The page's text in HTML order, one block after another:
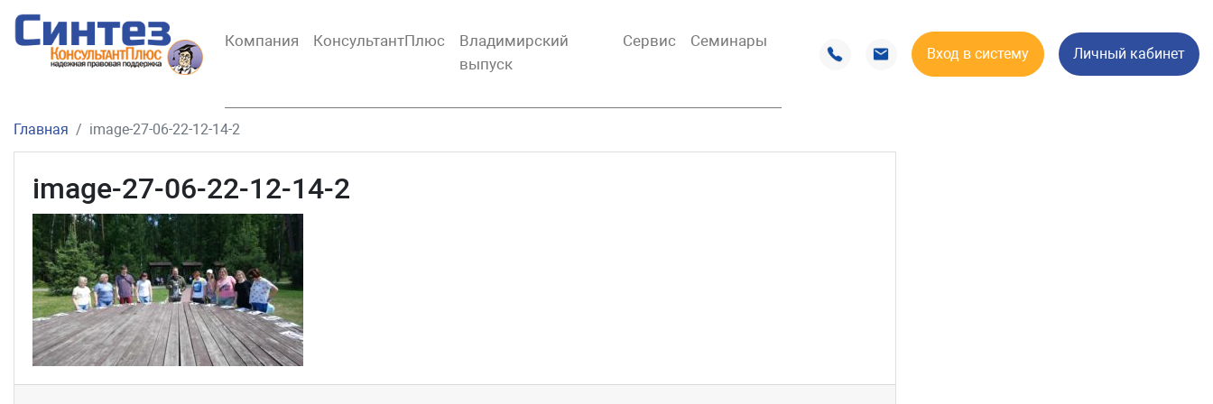
Компания КонсультантПлюс
Владимирский
выпуск
Сервис Семинары
Вход в систему Личный кабинет
Главная image-27-06-22-12-14-2
image-27-06-22-12-14-2